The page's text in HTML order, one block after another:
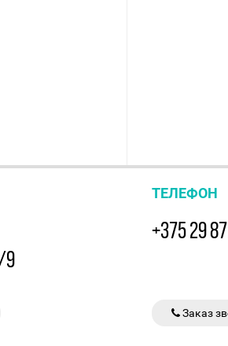
9
ТЕЛЕФОН
+375 29
Заказ